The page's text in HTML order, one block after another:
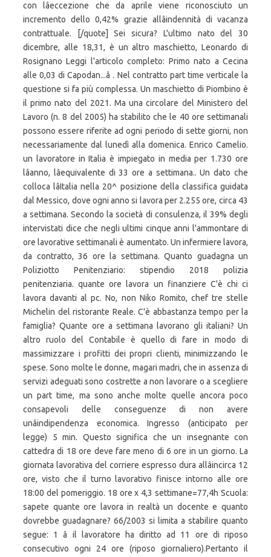
con lâeccezione che da aprile viene riconosciuto un
incremento dello 0,42% grazie allâindennità di vacanza
contrattuale. [/quote] Sei sicura? L'ultimo nato del 30
dicembre, alle 18,31, è un altro maschietto, Leonardo di
Rosignano Leggi l'articolo completo: Primo nato a Cecina
alle 0,03 di Capodan...â . Nel contratto part time verticale la
questione si fa più complessa. Un maschietto di Piombino è
il primo nato del 2021. Ma una circolare del Ministero del
Lavoro (n. 8 del 2005) ha stabilito che le 40 ore settimanali
possono essere riferite ad ogni periodo di sette giorni, non
necessariamente dal lunedì alla domenica. Enrico Camelio.
un lavoratore in Italia è impiegato in media per 1.730 ore
lâanno, lâequivalente di 33 ore a settimana.. Un dato che
colloca lâItalia nella 20^ posizione della classifica guidata
dal Messico, dove ogni anno si lavora per 2.255 ore, circa 43
a settimana. Secondo la società di consulenza, il 39% degli
intervistati dice che negli ultimi cinque anni l'ammontare di
ore lavorative settimanali è aumentato. Un infermiere lavora,
da contratto, 36 ore la settimana. Quanto guadagna un
Poliziotto Penitenziario: stipendio 2018 polizia
penitenziaria. quante ore lavora un finanziere C'è chi ci
lavora davanti al pc. No, non Niko Romito, chef tre stelle
Michelin del ristorante Reale. C'è abbastanza tempo per la
famiglia? Quante ore a settimana lavorano gli italiani? Un
altro ruolo del Contabile è quello di fare in modo di
massimizzare i profitti dei propri clienti, minimizzando le
spese. Sono molte le donne, magari madri, che in assenza di
servizi adeguati sono costrette a non lavorare o a scegliere
un part time, ma sono anche molte quelle ancora poco
consapevoli delle conseguenze di non avere
unâindipendenza economica. Ingresso (anticipato per
legge) 5 min. Questo significa che un insegnante con
cattedra di 18 ore deve fare meno di 6 ore in un giorno. La
giornata lavorativa del corriere espresso dura allâincirca 12
ore, visto che il turno lavorativo finisce intorno alle ore
18:00 del pomeriggio. 18 ore x 4,3 settimane=77,4h Scuola:
sapete quante ore lavora in realtà un docente e quanto
dovrebbe guadagnare? 66/2003 si limita a stabilire quanto
segue: 1 â il lavoratore ha diritto ad 11 ore di riposo
consecutivo ogni 24 ore (riposo giornaliero).Pertanto il